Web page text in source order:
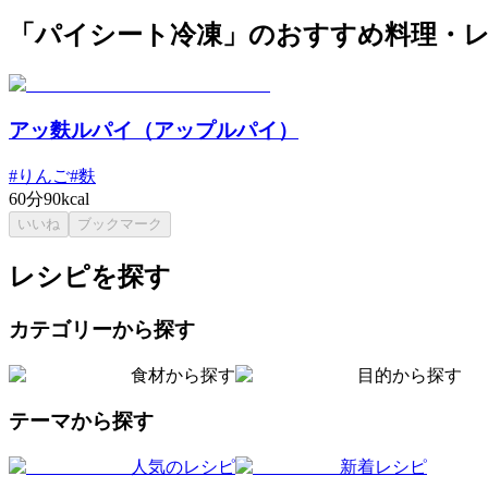
「パイシート冷凍」のおすすめ料理・
アッ麩ルパイ（アップルパイ）
#りんご#麩
60分90kcal
いいね ブックマーク
レシピを探す
カテゴリーから探す
食材から探す 目的から探す
テーマから探す
人気のレシピ 新着レシピ